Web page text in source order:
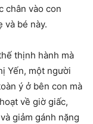
chân vào con
và bé này.
thịnh hành mà
Yến, một người
ý ở bên con mà
về giờ giấc,
giảm gánh nặng